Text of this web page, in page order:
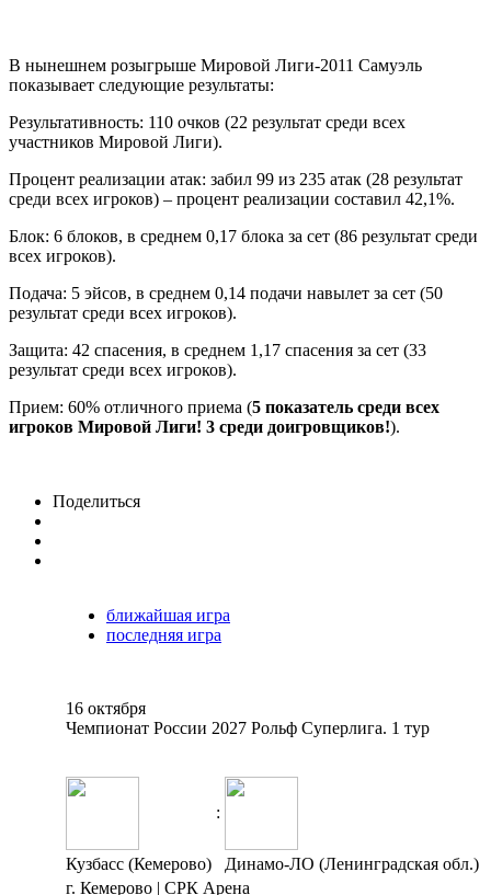
В нынешнем розыгрыше Мировой Лиги-2011 Самуэль
показывает следующие результаты:
Результативность: 110 очков (22 результат среди всех
участников Мировой Лиги).
Процент реализации атак: забил 99 из 235 атак (28 результат
среди всех игроков) – процент реализации составил 42,1%.
Блок: 6 блоков, в среднем 0,17 блока за сет (86 результат среди
всех игроков).
Подача: 5 эйсов, в среднем 0,14 подачи навылет за сет (50
результат среди всех игроков).
Защита: 42 спасения, в среднем 1,17 спасения за сет (33
результат среди всех игроков).
Прием: 60% отличного приема (5 показатель среди всех
игроков Мировой Лиги! 3 среди доигровщиков!).
Поделиться
ближайшая игра
последняя игра
16 октября
Чемпионат России 2027 Рольф Суперлига. 1 тур
:
Кузбасс (Кемерово)
Динамо-ЛО (Ленинградская обл.)
г. Кемерово | СРК Арена